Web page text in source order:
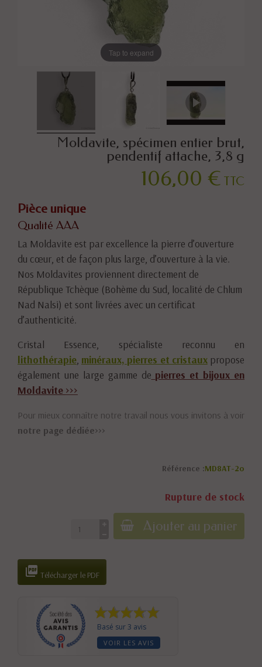
Tap to expand
Moldavite, spécimen entier brut,
pendentif attache, 3,8 g
106,00 € TTC
Pièce unique
Qualité AAA
La Moldavite est par excellence la pierre d’ouverture
du cœur, et de façon plus large, d’ouverture à la vie.
Nos Moldavites proviennent directement de
République Tchèque (Bohème du Sud, localité de Chlum
Nad Nalsi) et sont livrées avec un certificat
d’authenticité.
Cristal Essence, spécialiste reconnu en
lithothérapie minéraux, pierres et cristauxpropose
également une large gamme de pierres et bijoux en
Moldavite >>>
Pour mieux connaître notre travail nous vous invitons à voir
notre page dédiée>>>
Référence :MD8AT-2o
Rupture de stock
Ajouter au panier
 Télécharger le PDF
Basé sur 3 avis
VOIR LES AVIS